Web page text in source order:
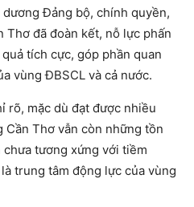
Đảng bộ, chính quyền,
Thơ đã đoàn kết, nỗ lực phấn
tích cực, góp phần quan
vùng ĐBSCL và cả nước.
rõ, mặc dù đạt được nhiều
Thơ vẫn còn những tồn
tương xứng với tiềm
trung tâm động lực của vùng